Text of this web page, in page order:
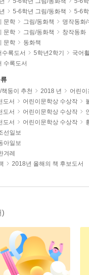
5-6학년 그림/동화책
5-6
문학 그림/동화책
명작동화/
문학 그림/동화책
창작동화
문학
동화책
수록도서 5학년2학기
국어
수록도서
둥이 추천 2018 년
어린
도서 어린이문학상 수상작
도서 어린이문학상 수상작
도서 어린이문학상 수상작
선일보
아일보
겨레
2018년 올해의 책 후보도서
)